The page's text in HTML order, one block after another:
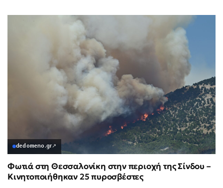
dedomeno.gr↗
Φωτιά στη Θεσσαλονίκη στην περιοχή της Σίνδου –
Κινητοποιήθηκαν 25 πυροσβέστες